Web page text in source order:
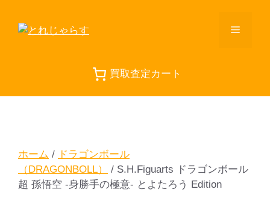
ス
メ
買取査定カート
ホーム / ドラゴンボール
（DRAGONBOLL）
/ S.H.Figuarts ドラゴンボール
超 孫悟空 -身勝手の極意- とよたろう Edition